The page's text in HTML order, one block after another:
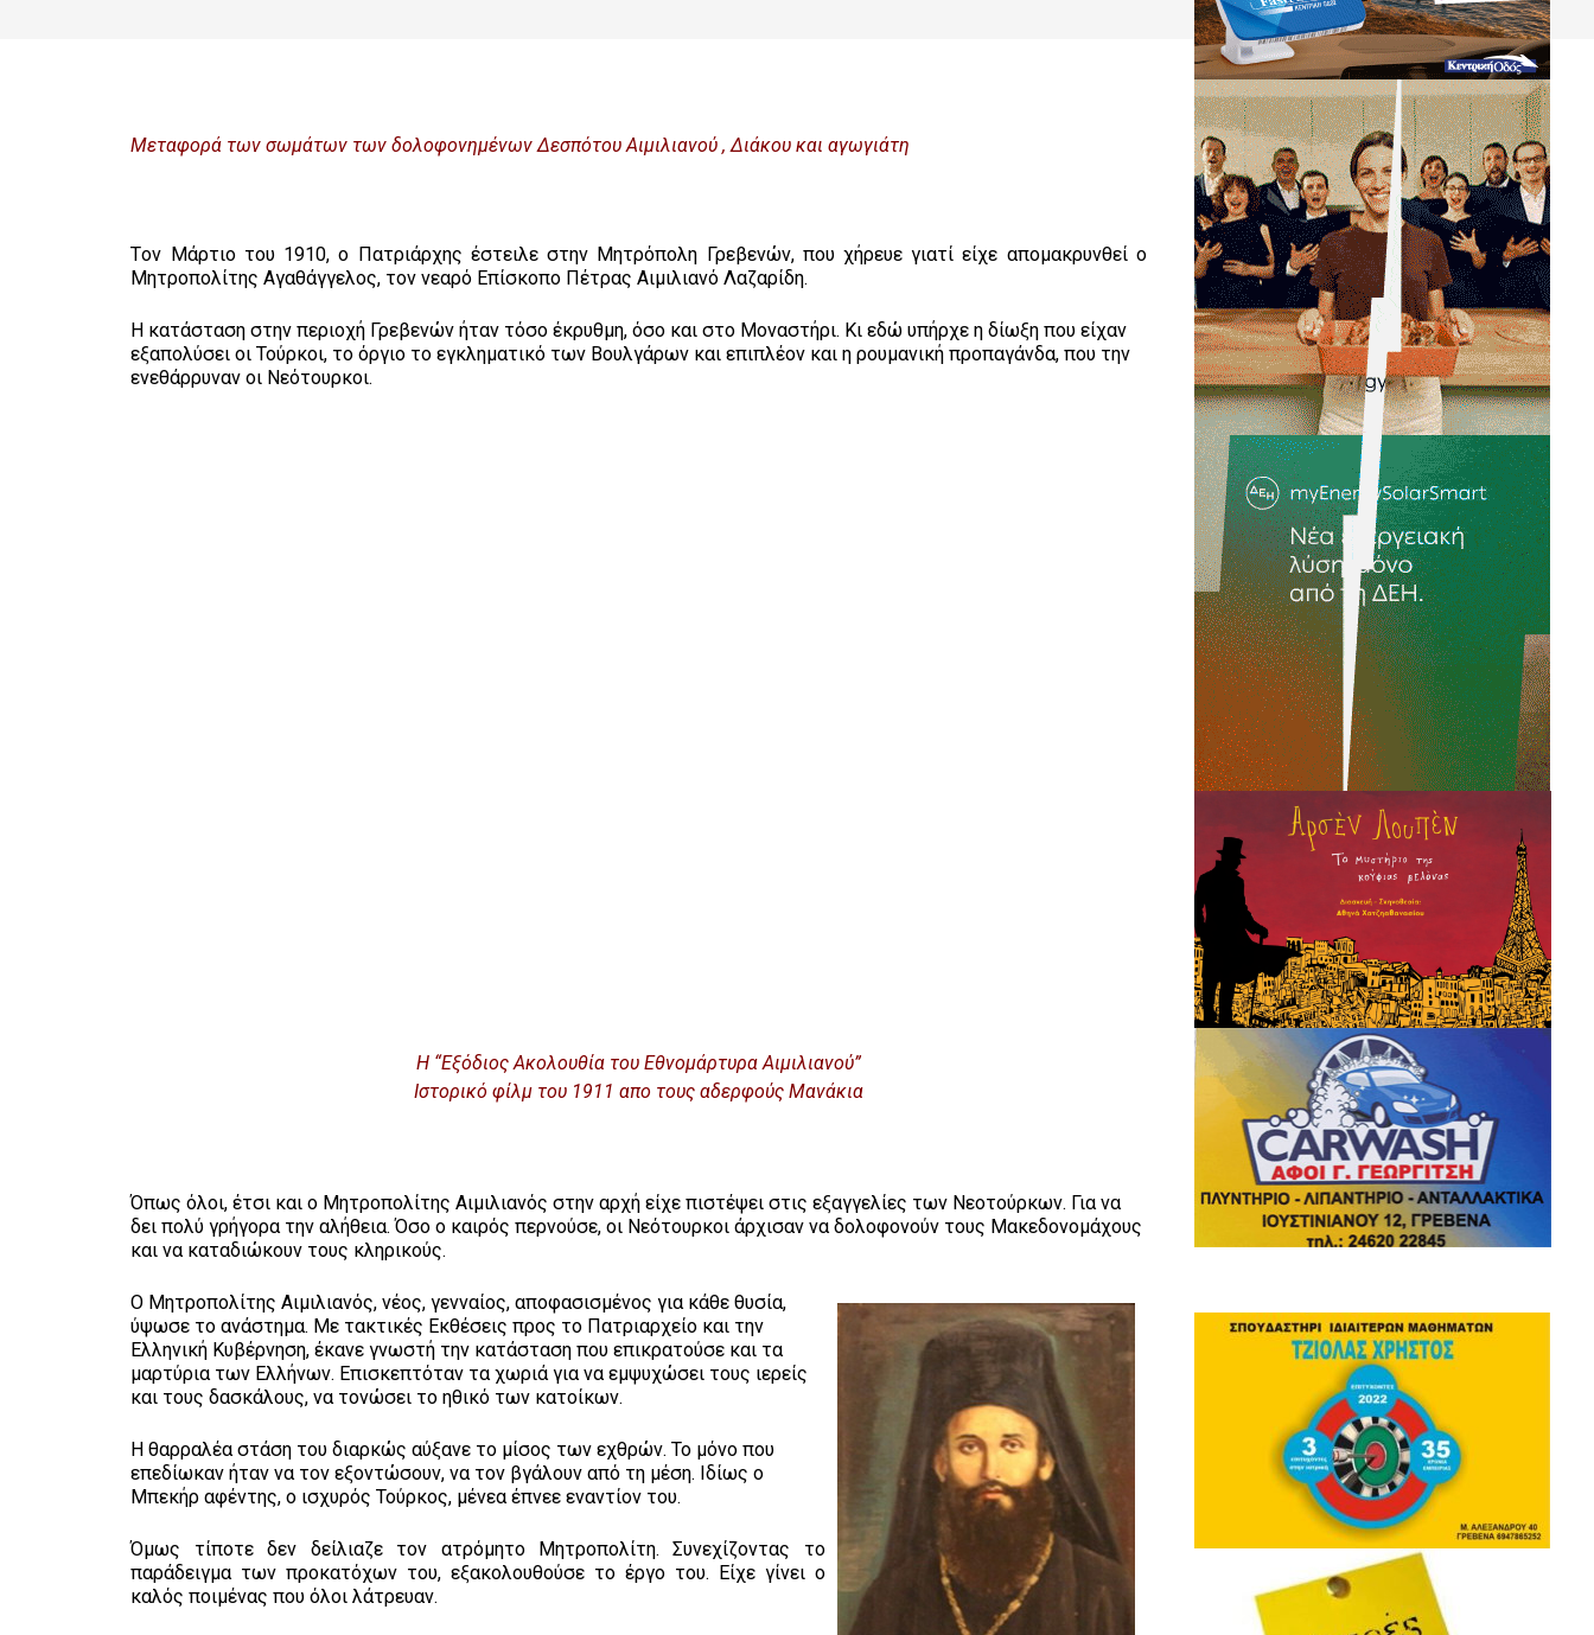
Μεταφορά των σωμάτων των δολοφονημένων Δεσπότου Αιμιλιανού , Διάκου και αγωγιάτη
Tον Μάρτιο του 1910, ο Πατριάρχης έστειλε στην Μητρόπολη Γρεβενών, που χήρευε γιατί είχε απομακρυνθεί ο
Μητροπολίτης Αγαθάγγελος, τον νεαρό Επίσκοπο Πέτρας Αιμιλιανό Λαζαρίδη.
Η κατάσταση στην περιοχή Γρεβενών ήταν τόσο έκρυθμη, όσο και στο Μοναστήρι. Κι εδώ υπήρχε η δίωξη που είχαν
εξαπολύσει οι Τούρκοι, το όργιο το εγκληματικό των Βουλγάρων και επιπλέον και η ρουμανική προπαγάνδα, που την
ενεθάρρυναν οι Νεότουρκοι.
Η “Εξόδιος Ακολουθία του Εθνομάρτυρα Αιμιλιανού”
Ιστορικό φίλμ του 1911 απο τους αδερφούς Μανάκια
Όπως όλοι, έτσι και ο Μητροπολίτης Αιμιλιανός στην αρχή είχε πιστέψει στις εξαγγελίες των Νεοτούρκων. Για να
δει πολύ γρήγορα την αλήθεια. Όσο ο καιρός περνούσε, οι Νεότουρκοι άρχισαν να δολοφονούν τους Μακεδονομάχους
και να καταδιώκουν τους κληρικούς.
Ο Μητροπολίτης Αιμιλιανός, νέος, γενναίος, αποφασισμένος για κάθε θυσία,
ύψωσε το ανάστημα. Με τακτικές Εκθέσεις προς το Πατριαρχείο και την
Ελληνική Κυβέρνηση, έκανε γνωστή την κατάσταση που επικρατούσε και τα
μαρτύρια των Ελλήνων. Επισκεπτόταν τα χωριά για να εμψυχώσει τους ιερείς
και τους δασκάλους, να τονώσει το ηθικό των κατοίκων.
Η θαρραλέα στάση του διαρκώς αύξανε το μίσος των εχθρών. Το μόνο που
επεδίωκαν ήταν να τον εξοντώσουν, να τον βγάλουν από τη μέση. Ιδίως ο
Μπεκήρ αφέντης, ο ισχυρός Τούρκος, μένεα έπνεε εναντίον του.
Όμως τίποτε δεν δείλιαζε τον ατρόμητο Μητροπολίτη. Συνεχίζοντας το
παράδειγμα των προκατόχων του, εξακολουθούσε το έργο του. Είχε γίνει ο
καλός ποιμένας που όλοι λάτρευαν.